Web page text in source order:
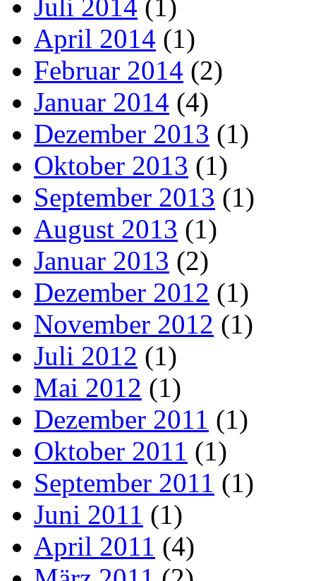
Juli 2014 (1)
April 2014 (1)
Februar 2014 (2)
Januar 2014 (4)
Dezember 2013 (1)
Oktober 2013 (1)
September 2013 (1)
August 2013 (1)
Januar 2013 (2)
Dezember 2012 (1)
November 2012 (1)
Juli 2012 (1)
Mai 2012 (1)
Dezember 2011 (1)
Oktober 2011 (1)
September 2011 (1)
Juni 2011 (1)
April 2011 (4)